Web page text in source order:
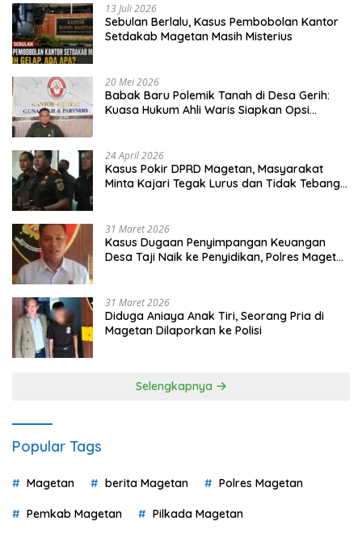
13 Juli 2026
Sebulan Berlalu, Kasus Pembobolan Kantor
Setdakab Magetan Masih Misterius
20 Mei 2026
Babak Baru Polemik Tanah di Desa Gerih:
Kuasa Hukum Ahli Waris Siapkan Opsi
24 April 2026
Kasus Pokir DPRD Magetan, Masyarakat
Minta Kajari Tegak Lurus dan Tidak Tebang
31 Maret 2026
Kasus Dugaan Penyimpangan Keuangan
Desa Taji Naik ke Penyidikan, Polres Magetan
31 Maret 2026
Diduga Aniaya Anak Tiri, Seorang Pria di
Magetan Dilaporkan ke Polisi
Selengkapnya
Popular Tags
Magetan berita Magetan Polres Magetan
Pemkab Magetan Pilkada Magetan